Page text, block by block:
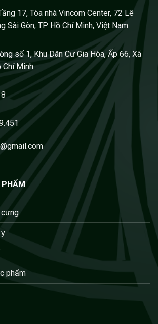
17, Tòa nhà Vincom Center, 72 Lê
Sài Gòn, TP Hồ Chí Minh, Việt Nam.
số 1, Khu Dân Cư Gia Hòa, Ấp 66, Xã
Chí Minh.
phẩm